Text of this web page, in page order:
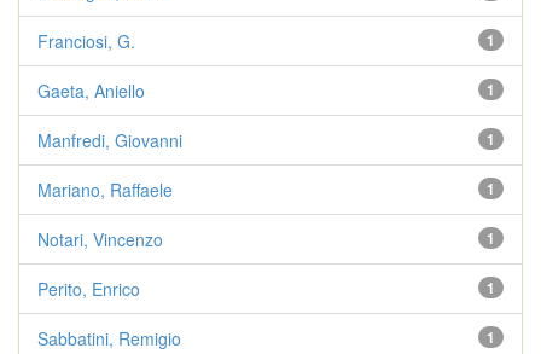
1
Franciosi, G.
1
Gaeta, Aniello
1
Manfredi, Giovanni
1
Mariano, Raffaele
1
Notari, Vincenzo
1
Perito, Enrico
1
Sabbatini, Remigio